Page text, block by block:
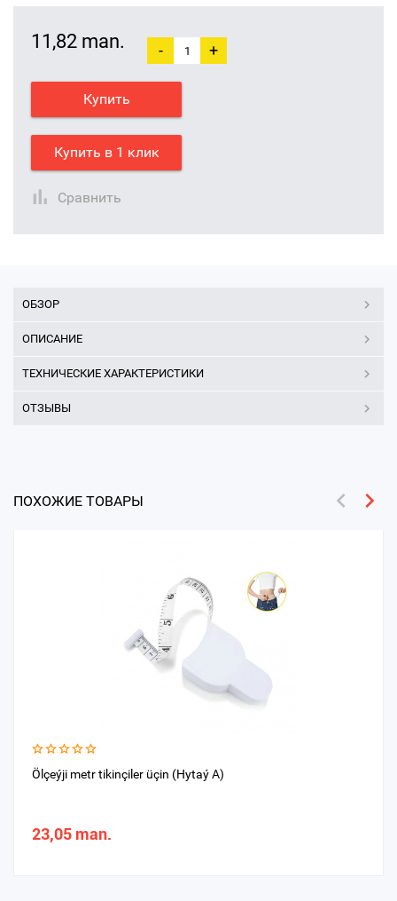
11,82 man. - +
Купить
Купить в 1 клик
Сравнить
ОБЗОР
ОПИСАНИЕ
ТЕХНИЧЕСКИЕ ХАРАКТЕРИСТИКИ
ОТЗЫВЫ
ПОХОЖИЕ ТОВАРЫ
Ölçeýji metr tikinçiler üçin (Hytaý A)
23,05 man.